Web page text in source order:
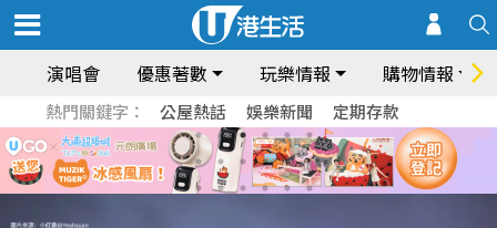
演唱會 優惠著數 玩樂情報 購物情報
熱門關鍵字： 公屋熱話 娛樂新聞 定期存款